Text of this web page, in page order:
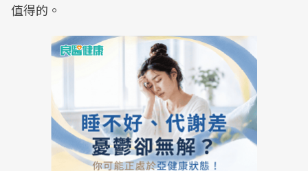
值得的。